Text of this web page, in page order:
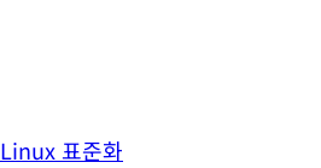
Linux 표준화